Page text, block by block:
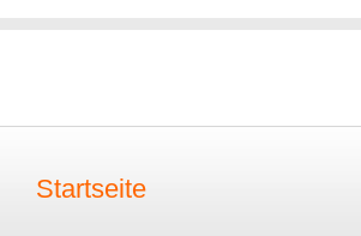
Startseite